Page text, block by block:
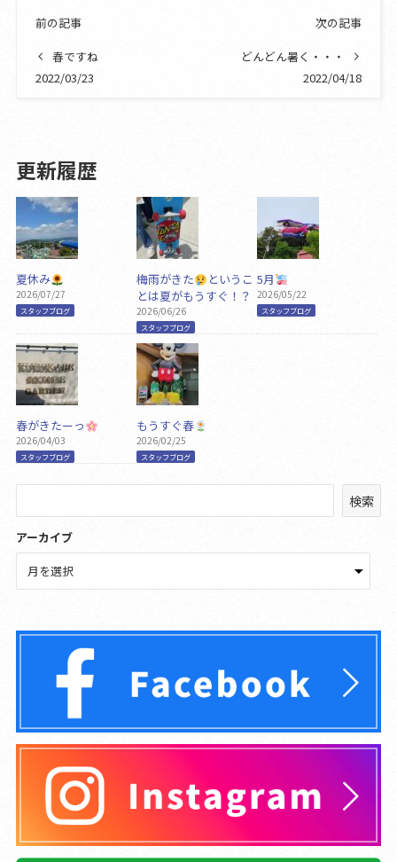
前の記事
春ですね
2022/03/23
次の記事
どんどん暑く・・・
2022/04/18
更新履歴
夏休み
2026/07/27
スタッフブログ
梅雨がきた
というこ
とは夏がもうすぐ！？
2026/06/26
スタッフブログ
5月
2026/05/22
スタッフブログ
春がきたーっ
2026/04/03
スタッフブログ
もうすぐ春
2026/02/25
スタッフブログ
索
検索
アーカイブ